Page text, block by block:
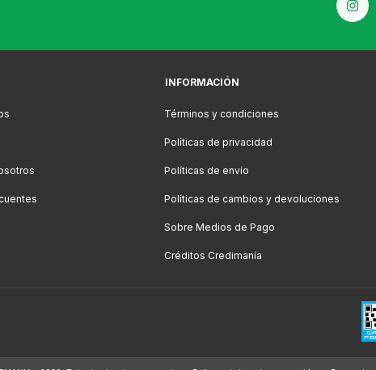
INFORMACIÓN
Términos y condiciones
Políticas de privacidad
Políticas de envío
Políticas de cambios y devoluciones
Sobre Medios de Pago
Créditos Credimanía